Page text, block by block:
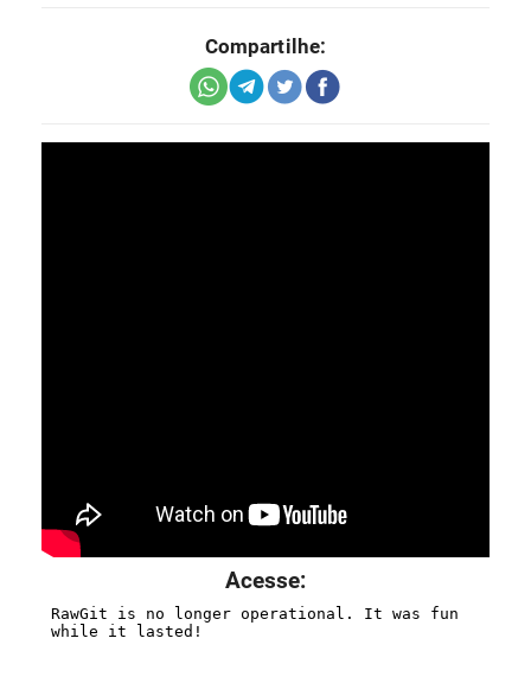
Compartilhe:
Acesse: